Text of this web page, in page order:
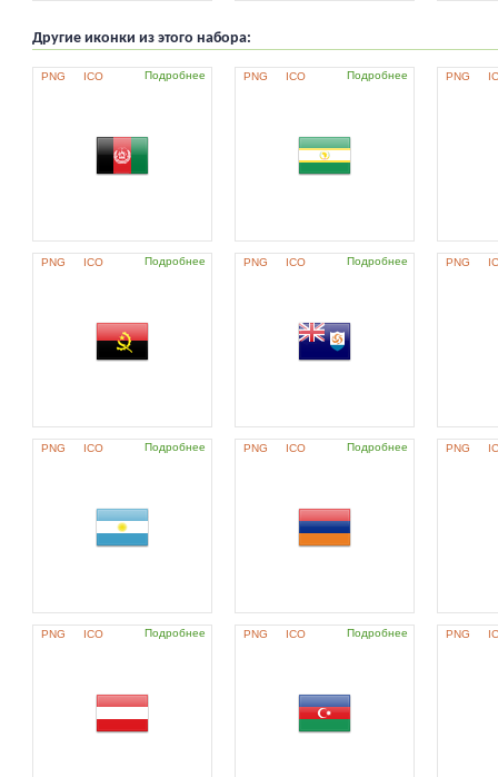
Другие иконки из этого набора:
PNG ICO Подробнее PNG ICO Подробнее PNG
PNG ICO Подробнее PNG ICO Подробнее PNG
PNG ICO Подробнее PNG ICO Подробнее PNG
PNG ICO Подробнее PNG ICO Подробнее PNG